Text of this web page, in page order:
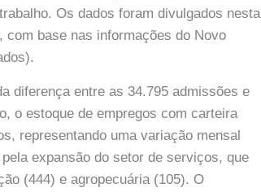
Os dados foram divulgados nesta
com base nas informações do Novo
diferença entre as 34.795 admissões e
o estoque de empregos com carteira
representando uma variação mensal
expansão do setor de serviços, que
(444) e agropecuária (105). O